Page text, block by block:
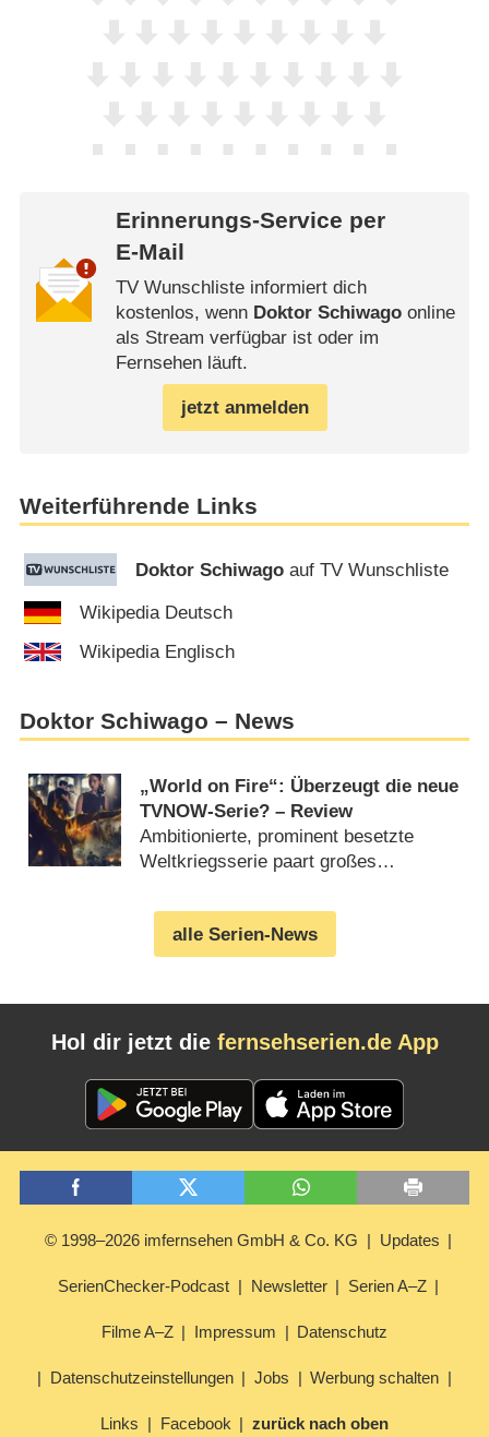
Erinnerungs-Service per
E-Mail
TV Wunschliste informiert dich
kostenlos, wenn Doktor Schiwagoonline
als Stream verfügbar ist oder im
Fernsehen läuft.
jetzt anmelden
Weiterführende Links
Doktor Schiwago auf TV Wunschliste
Wikipedia Deutsch
Wikipedia Englisch
Doktor Schiwago – News
„World on Fire“: Überzeugt die neue
TVNOW-Serie? – Review
Ambitionierte, prominent besetzte
Weltkriegsserie paart großes
30.09.2019)
alle Serien-News
Hol dir jetzt die fernsehserien.de App
© 1998–2026 imfernsehen GmbH & Co. KG Updates
SerienChecker-Podcast Newsletter Serien A–Z
Filme A–Z Impressum Datenschutz
Datenschutzeinstellungen Jobs Werbung schalten
Links Facebook zurück nach oben